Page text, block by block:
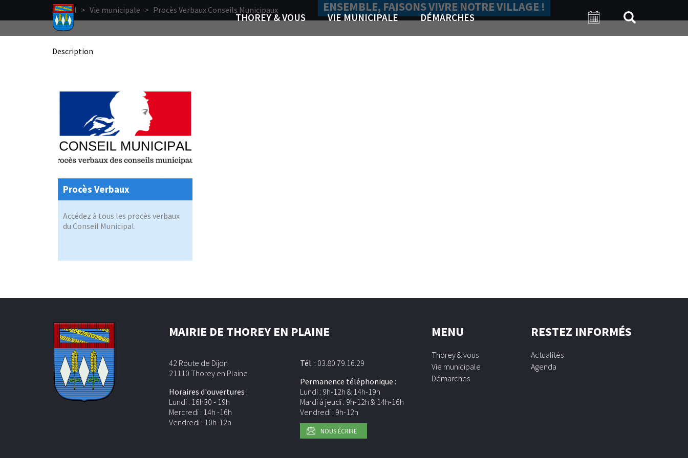
Aller au contenu principal
THOREY & VOUS VIE MUNICIPALE DÉMARCHES
ENSEMBLE, FAISONS VIVRE NOTRE VILLAGE !
Accueil > Vie municipale > Procès Verbaux Conseils Municipaux
Description
Procès Verbaux
Accédez à tous les procès verbaux
du Conseil Municipal.
MAIRIE DE THOREY EN PLAINE
42 Route de Dijon
21110 Thorey en Plaine
Horaires d'ouvertures :
Lundi : 16h30 - 19h
Mercredi : 14h -16h
Vendredi : 10h-12h
Tél. : 03.80.79.16.29
Permanence téléphonique :
Lundi : 9h-12h & 14h-19h
Mardi à jeudi : 9h-12h & 14h-16h
Vendredi : 9h-12h
NOUS ÉCRIRE
MENU
Thorey & vous
Vie municipale
Démarches
RESTEZ INFORMÉS
Actualités
Agenda